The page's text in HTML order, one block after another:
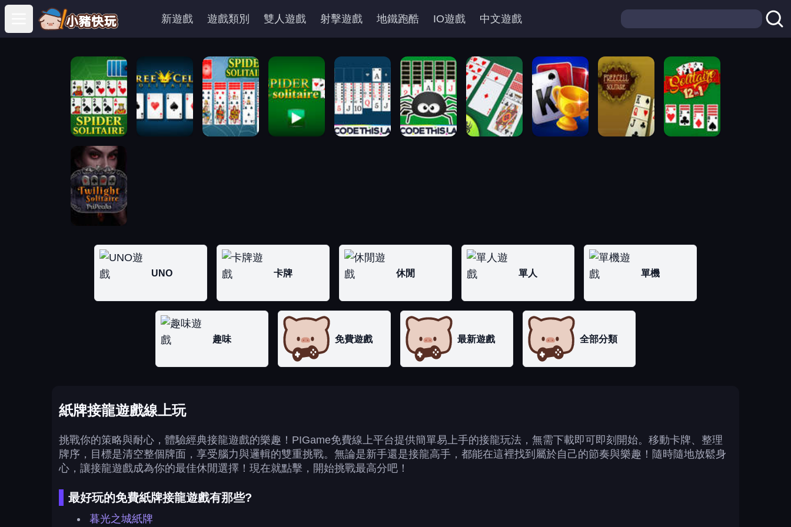
Open main menu
新遊戲 遊戲類別 雙人遊戲 射擊遊戲 地鐵跑酷 IO遊戲 中文遊戲
UNO 卡牌 休閒 單人 單機
趣味 免費遊戲 最新遊戲 全部分類
紙牌接龍遊戲線上玩
挑戰你的策略與耐心，體驗經典接龍遊戲的樂趣！PIGame免費線上平台提供簡單易上手的接龍玩法，無需下載即可即刻開始。移動卡牌、整理
牌序，目標是清空整個牌面，享受腦力與邏輯的雙重挑戰。無論是新手還是接龍高手，都能在這裡找到屬於自己的節奏與樂趣！隨時隨地放鬆身
心，讓接龍遊戲成為你的最佳休閒選擇！現在就點擊，開始挑戰最高分吧！
最好玩的免費紙牌接龍遊戲有那些?
暮光之城紙牌